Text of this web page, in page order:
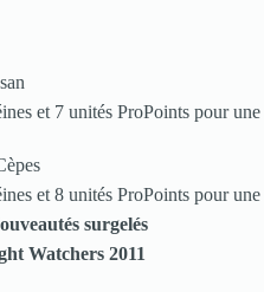
et 7 unités ProPoints pour
et 8 unités ProPoints pour